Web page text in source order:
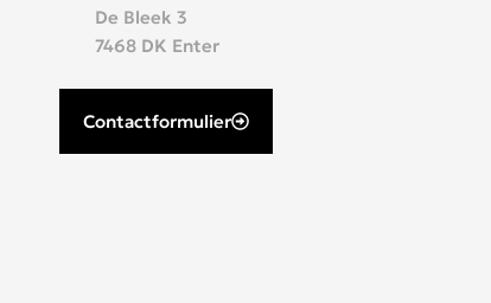
De Bleek 3
7468 DK Enter
Contactformulier